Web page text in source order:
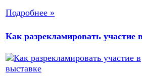
Подробнее »
Как разрекламировать участие